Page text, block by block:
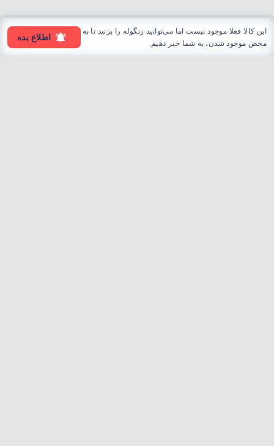
این کالا فعلا موجود نیست اما می‌توانید زنگوله را بزنید تا به
محض موجود شدن، به شما خبر دهیم.
اطلاع بده